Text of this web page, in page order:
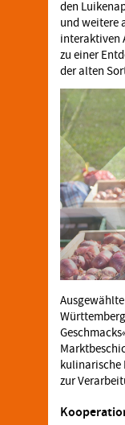
den
und weitere
interaktiven
zu einer
der alten
kulinarische
zur